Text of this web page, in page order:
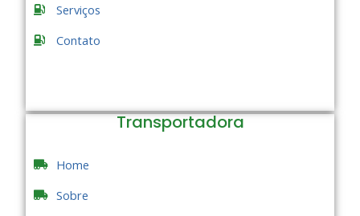
Serviços
Contato
Transportadora
Home
Sobre